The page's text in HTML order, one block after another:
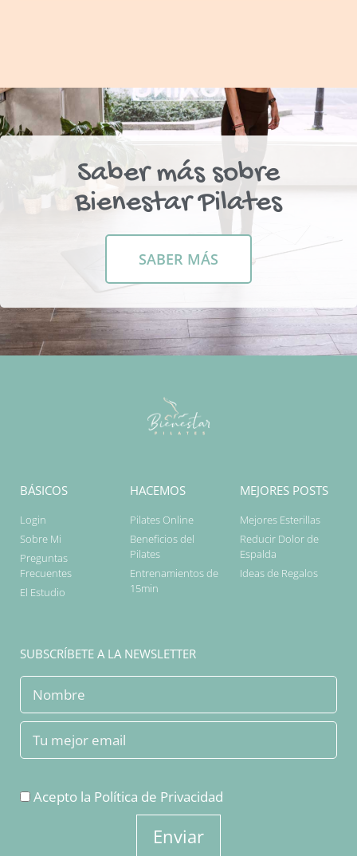
Saber más sobre
Bienestar Pilates
SABER MÁS
BÁSICOS
Login
Sobre Mi
Preguntas
Frecuentes
El Estudio
HACEMOS
Pilates Online
Beneficios del
Pilates
Entrenamientos de
15min
MEJORES POSTS
Mejores Esterillas
Reducir Dolor de
Espalda
Ideas de Regalos
SUBSCRÍBETE A LA NEWSLETTER
Acepto la Política de Privacidad